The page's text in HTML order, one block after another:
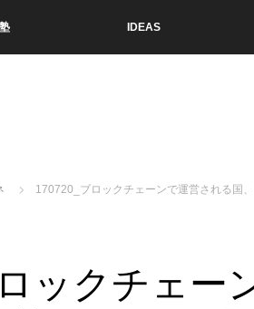
IDEAS
170720_ブロックチェーンで運営される国
ロックチェ